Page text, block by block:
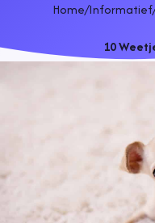
Home/Informatief
10